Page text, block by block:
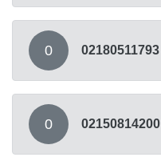
0 02180511793
0 02150814200